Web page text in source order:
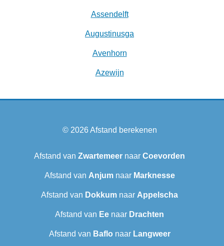
Assendelft
Augustinusga
Avenhorn
Azewijn
© 2026Afstand berekenen
Afstand van Zwartemeer naar Coevorden
Afstand van Anjumnaar Marknesse
Afstand van Dokkum naar Appelscha
Afstand van Ee naar Drachten
Afstand van Baflo naar Langweer‎